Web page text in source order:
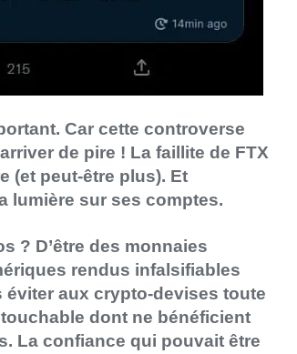
Car cette controverse
de pire ! La faillite de FTX
(et peut-être plus). Et
lumière sur ses comptes.
? D’être des monnaies
rendus infalsifiables
éviter aux crypto-devises toute
dont ne bénéficient
La confiance qui pouvait être